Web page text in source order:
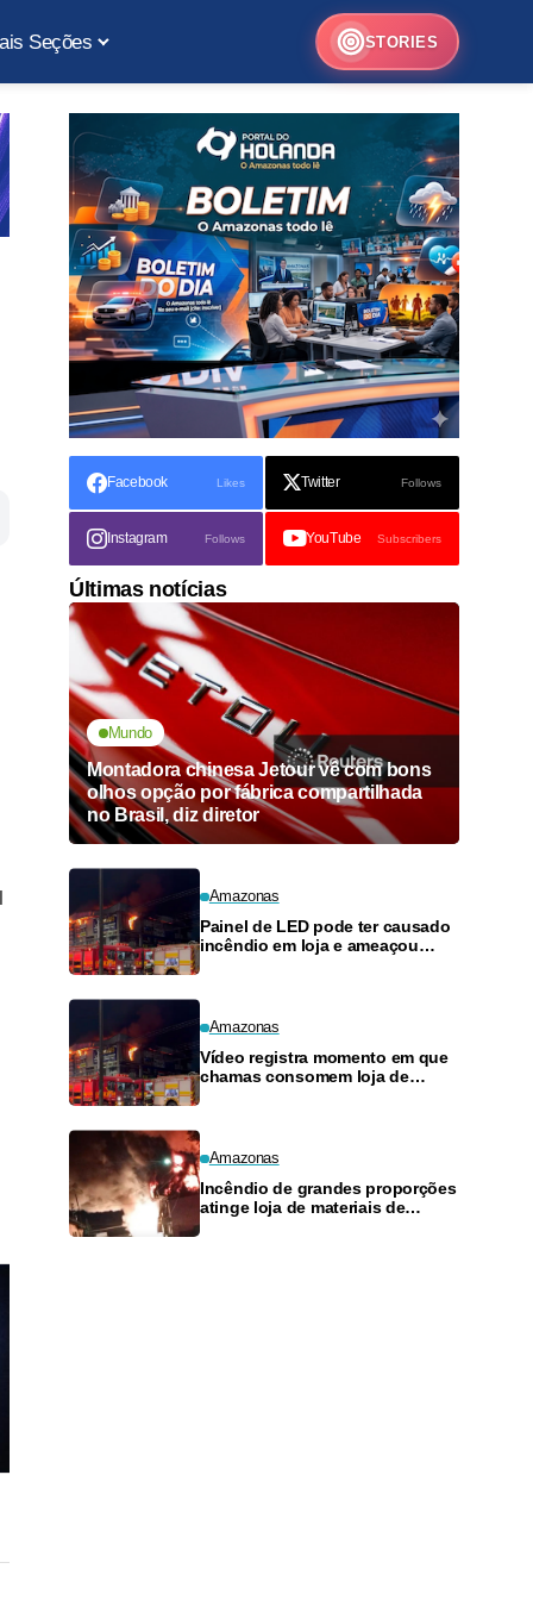
Seções STORIES
Facebook Likes Twitter Follows
Instagram Follows YouTube Subscribers
Últimas notícias
Mundo
Montadora chinesa Jetour vê com bons
olhos opção por fábrica compartilhada
no Brasil, diz diretor
Amazonas
Painel de LED pode ter causado
incêndio em loja e ameaçou
Amazonas
Vídeo registra momento em que
chamas consomem loja de
Amazonas
Incêndio de grandes proporções
atinge loja de materiais de